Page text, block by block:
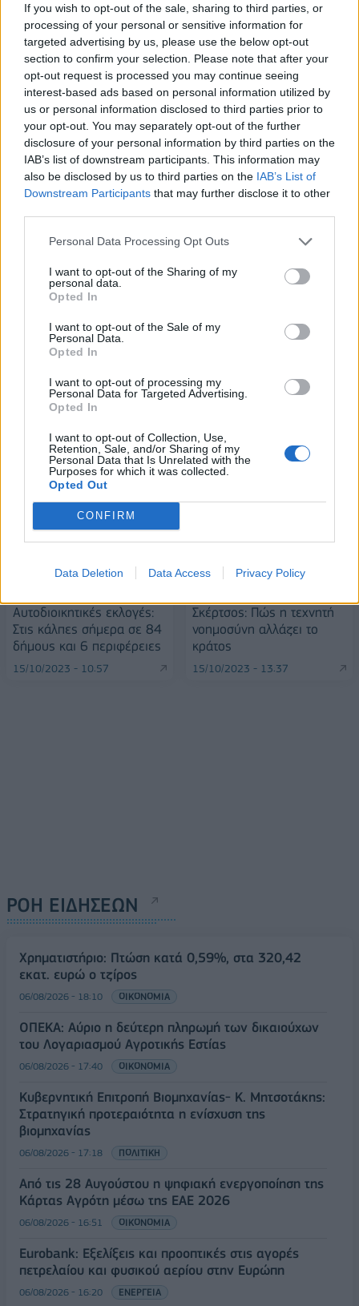
If you wish to opt-out of the sale, sharing to third parties, or
processing of your personal or sensitive information for
targeted advertising by us, please use the below opt-out
section to confirm your selection. Please note that after your
opt-out request is processed you may continue seeing
interest-based ads based on personal information utilized by
us or personal information disclosed to third parties prior to
your opt-out. You may separately opt-out of the further
disclosure of your personal information by third parties on the
IAB’s list of downstream participants. This information may
also be disclosed by us to third parties on the IAB’s List of
Downstream Participants that may further disclose it to other
Personal Data Processing Opt Outs
I want to opt-out of the Sharing of my
personal data.
Opted In
I want to opt-out of the Sale of my
Personal Data.
Opted In
I want to opt-out of processing my
Personal Data for Targeted Advertising.
Opted In
I want to opt-out of Collection, Use,
Retention, Sale, and/or Sharing of my
Personal Data that Is Unrelated with the
Purposes for which it was collected.
Opted Out
CONFIRM
Data Deletion Data Access Privacy Policy
Viohalco: Αυξημένος κατά 14%
ο τζίρος στο α' εξάμηνο, στα 4,3
δισ. ευρώ – Στα 446 εκατ. ευρώ
τα EBITDA
ΥΠΕΘΟΟ: Νέες επενδύσεις 1
δισ. ευρώ ως το 2028 για την
Ενέργεια
Η συμφωνία Arval-Athlon αναδιαμορφώνει την αγορά leasing
VW: Η δύσκολη εξίσωση της
αναδιάρθρωσης
18η συνεχόμενη χρονιά για τον
ΟΤΕ στη διεθνή σειρά δεικτών
Alpha Bank: Για πρώτη φορά το Αρχαίο Θέατρο Επιδαύρου άνοιξε τις
πύλες του σε όλους
ESG Report 2025: Πώς η ΑΒ Βασιλόπουλος μετατρέπει τη
βιωσιμότητα σε καθημερινή πράξη
ΠΕΡΙΣΣΌΤΕΡΑ ΣΕ ΑΥΤΉ ΤΗΝ ΚΑΤΗΓΟΡΊΑ
Αυτοδιοικητικές εκλογές:
Στις κάλπες σήμερα σε 84
δήμους και 6 περιφέρειες
15/10/2023 - 10:57
Σκέρτσος: Πώς η τεχνητή
νοημοσύνη αλλάζει το
κράτος
15/10/2023 - 13:37
ΡΟΗ ΕΙΔΗΣΕΩΝ
Χρηματιστήριο: Πτώση κατά 0,59%, στα 320,42
εκατ. ευρώ ο τζίρος
06/08/2026 - 18:10 ΟΙΚΟΝΟΜΙΑ
ΟΠΕΚΑ: Αύριο η δεύτερη πληρωμή των δικαιούχων
του Λογαριασμού Αγροτικής Εστίας
06/08/2026 - 17:40 ΟΙΚΟΝΟΜΙΑ
Κυβερνητική Επιτροπή Βιομηχανίας- Κ. Μητσοτάκης:
Στρατηγική προτεραιότητα η ενίσχυση της
βιομηχανίας
06/08/2026 - 17:18 ΠΟΛΙΤΙΚΗ
Από τις 28 Αυγούστου η ψηφιακή ενεργοποίηση της
Κάρτας Αγρότη μέσω της ΕΑΕ 2026
06/08/2026 - 16:51 ΟΙΚΟΝΟΜΙΑ
Eurobank: Εξελίξεις και προοπτικές στις αγορές
πετρελαίου και φυσικού αερίου στην Ευρώπη
06/08/2026 - 16:20 ΕΝΕΡΓΕΙΑ